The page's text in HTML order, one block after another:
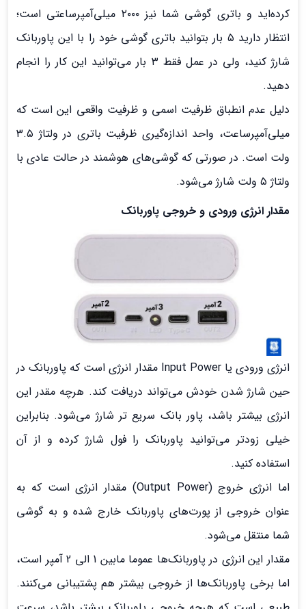
کرده‌اید و باتری گوشی شما نیز ۲۰۰۰ میلی‌آمپرساعتی است؛
انتظار دارید ۵ بار بتوانید باتری گوشی‌ خود را با این پاوربانک
شارژ کنید، ولی در عمل فقط ۳ بار می‌توانید این کار را انجام
دهید.
دلیل عدم انطباق ظرفیت اسمی و ظرفیت واقعی این است که
میلی‌آمپرساعت، واحد اندازه‌گیری ظرفیت باتری در ولتاژ ۳.۵
ولت است. در صورتی که گوشی‌های هوشمند در حالت عادی با
ولتاژ ۵ ولت شارژ می‌شود.
مقدار انرژی ورودی و خروجی پاوربانک
انرژی ورودی یا Input Power مقدار انرژی است که پاوربانک در
حین شارژ شدن خودش می‌تواند دریافت کند. هرچه مقدر این
انرژی بیشتر باشد، پاور بانک سریع تر شارژ می‌شود. بنابراین
خیلی زودتر می‌توانید پاوربانک را فول شارژ کرده و از آن
استفاده کنید.
اما انرژی خروج (Output Power) مقدار انرژی است که به
عنوان خروجی از پورت‌های پاوربانک خارج شده و به گوشی
شما منتقل می‌شود.
مقدار این انرژی در پاوربانک‌ها عموما مابین 1 الی 2 آمپر است،
اما برخی پاوربانک‌ها از خروجی بیشتر هم پشتیبانی می‌کنند.